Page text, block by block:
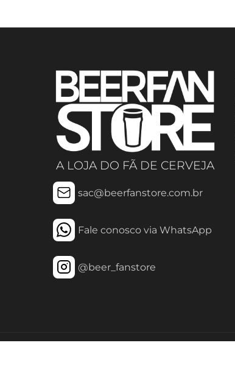
A LOJA DO FÃ DE CERVEJA
sac@beerfanstore.com.br
Fale conosco via WhatsApp
@beer_fanstore